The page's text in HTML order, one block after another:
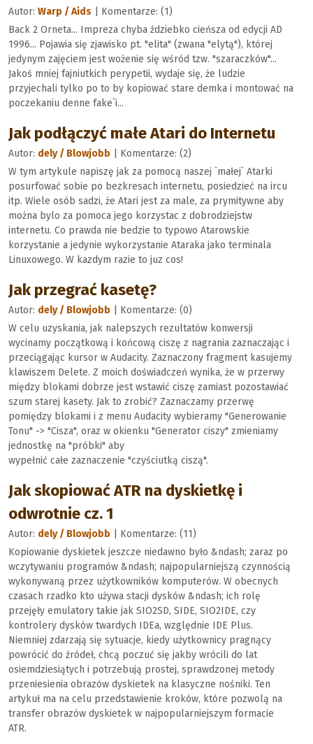
Autor: Warp / Aids | Komentarze: (1)
Back 2 Orneta... Impreza chyba ździebko cieńsza od edycji AD
1996... Pojawia się zjawisko pt. "elita" (zwana "elytą"), której
jedynym zajęciem jest wożenie się wśród tzw. "szaraczków"...
Jakoś mniej fajniutkich perypetii, wydaje się, że ludzie
przyjechali tylko po to by kopiować stare demka i montować na
poczekaniu denne fake`i...
Jak podłączyć małe Atari do Internetu
Autor: dely / Blowjobb | Komentarze: (2)
W tym artykule napiszę jak za pomocą naszej `małej` Atarki
posurfować sobie po bezkresach internetu, posiedzieć na ircu
itp. Wiele osób sadzi, że Atari jest za male, za prymitywne aby
można bylo za pomoca jego korzystac z dobrodziejstw
internetu. Co prawda nie bedzie to typowo Atarowskie
korzystanie a jedynie wykorzystanie Ataraka jako terminala
Linuxowego. W kazdym razie to juz cos!
Jak przegrać kasetę?
Autor: dely / Blowjobb | Komentarze: (0)
W celu uzyskania, jak nalepszych rezultatów konwersji
wycinamy początkową i końcową ciszę z nagrania zaznaczając i
przeciągając kursor w Audacity. Zaznaczony fragment kasujemy
klawiszem Delete. Z moich doświadczeń wynika, że w przerwy
między blokami dobrze jest wstawić ciszę zamiast pozostawiać
szum starej kasety. Jak to zrobić? Zaznaczamy przerwę
pomiędzy blokami i z menu Audacity wybieramy "Generowanie
Tonu" -> "Cisza", oraz w okienku "Generator ciszy" zmieniamy
jednostkę na "próbki" aby
wypełnić całe zaznaczenie "czyściutką ciszą".
Jak skopiować ATR na dyskietkę i
odwrotnie cz. 1
Autor: dely / Blowjobb | Komentarze: (11)
Kopiowanie dyskietek jeszcze niedawno było &ndash; zaraz po
wczytywaniu programów &ndash; najpopularniejszą czynnością
wykonywaną przez użytkowników komputerów. W obecnych
czasach rzadko kto używa stacji dysków &ndash; ich rolę
przejęły emulatory takie jak SIO2SD, SIDE, SIO2IDE, czy
kontrolery dysków twardych IDEa, względnie IDE Plus.
Niemniej zdarzają się sytuacje, kiedy użytkownicy pragnący
powrócić do źródeł, chcą poczuć się jakby wrócili do lat
osiemdziesiątych i potrzebują prostej, sprawdzonej metody
przeniesienia obrazów dyskietek na klasyczne nośniki. Ten
artykuł ma na celu przedstawienie kroków, które pozwolą na
transfer obrazów dyskietek w najpopularniejszym formacie
ATR.